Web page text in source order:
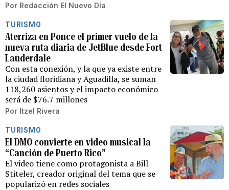
Por Redacción El Nuevo Día
TURISMO
Aterriza en Ponce el primer vuelo de la
nueva ruta diaria de JetBlue desde Fort
Lauderdale
Con esta conexión, y la que ya existe entre
la ciudad floridiana y Aguadilla, se suman
118,260 asientos y el impacto económico
será de $76.7 millones
Por Itzel Rivera
TURISMO
El DMO convierte en video musical la
“Canción de Puerto Rico”
El video tiene como protagonista a Bill
Stiteler, creador original del tema que se
popularizó en redes sociales